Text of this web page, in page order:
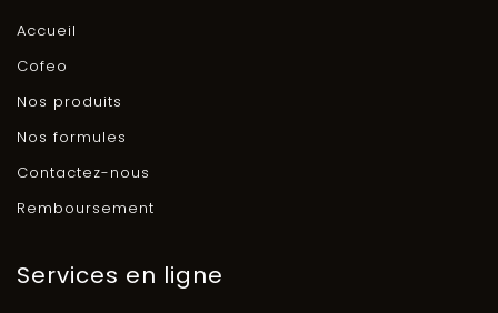
Accueil
Cofeo
Nos produits
Nos formules
Contactez-nous
Remboursement
Services en ligne